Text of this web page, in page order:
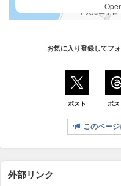
お気に入り登録してフ
ポスト ポス
このページ
外部リンク